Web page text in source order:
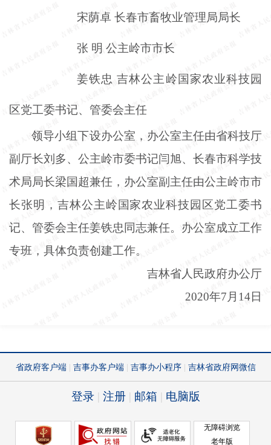
宋荫卓 长春市畜牧业管理局局长
张 明 公主岭市市长
姜铁忠 吉林公主岭国家农业科技园
区党工委书记、管委会主任
领导小组下设办公室，办公室主任由省科技厅
副厅长刘多、公主岭市委书记闫旭、长春市科学技
术局局长梁国超兼任，办公室副主任由公主岭市市
长张明，吉林公主岭国家农业科技园区党工委书
记、管委会主任姜铁忠同志兼任。办公室成立工作
专班，具体负责创建工作。
吉林省人民政府办公厅
2020年7月14日